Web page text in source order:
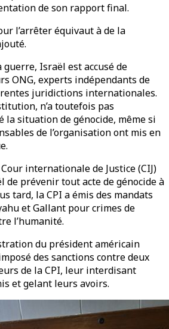
de son rapport final.
l’arrêter équivaut à de la
Israël est accusé de
ONG, experts indépendants de
juridictions internationales.
n’a toutefois pas
situation de génocide, même si
de l’organisation ont mis en
internationale de Justice (CIJ)
de prévenir tout acte de génocide à
tard, la CPI a émis des mandats
et Gallant pour crimes de
l’humanité.
du président américain
des sanctions contre deux
de la CPI, leur interdisant
et gelant leurs avoirs.